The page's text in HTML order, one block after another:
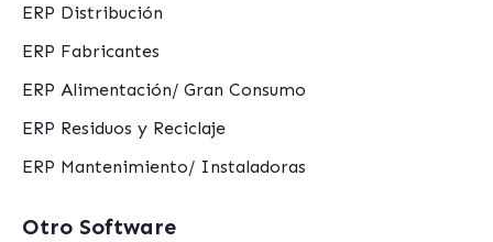
ERP Distribución
ERP Fabricantes
ERP Alimentación/ Gran Consumo
ERP Residuos y Reciclaje
ERP Mantenimiento/ Instaladoras
Otro Software